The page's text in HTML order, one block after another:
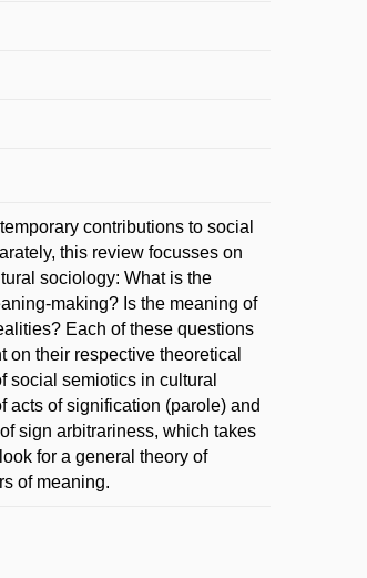
contributions to social
this review focusses on
sociology: What is the
making? Is the meaning of
Each of these questions
their respective theoretical
social semiotics in cultural
acts of signification (parole) and
sign arbitrariness, which takes
for a general theory of
of meaning.